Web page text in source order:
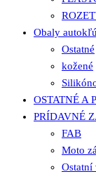
Obaly
Ostatné
kožené
OSTATNÉ A
PRÍDAVNÉ
FAB
Moto